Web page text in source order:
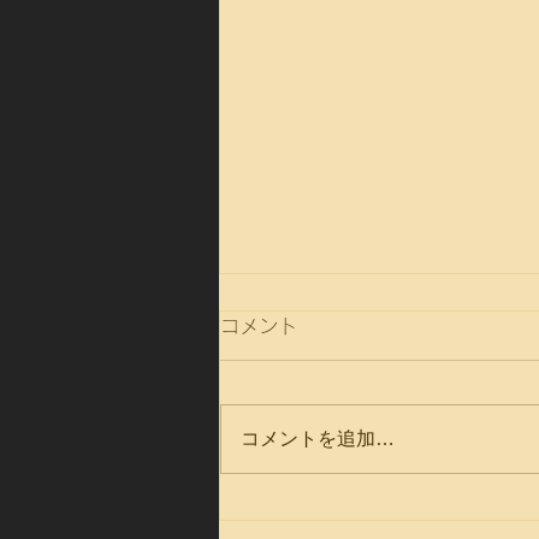
日本のアートジュエリー展
コメント
コメントを追加…